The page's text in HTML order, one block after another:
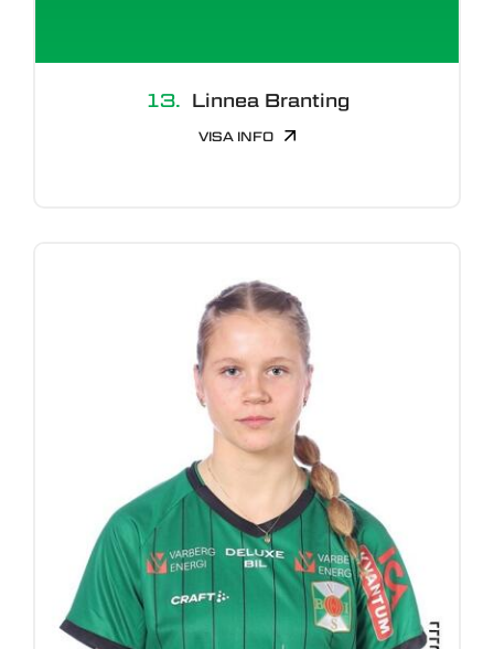
13. Linnea Branting
VISA INFO